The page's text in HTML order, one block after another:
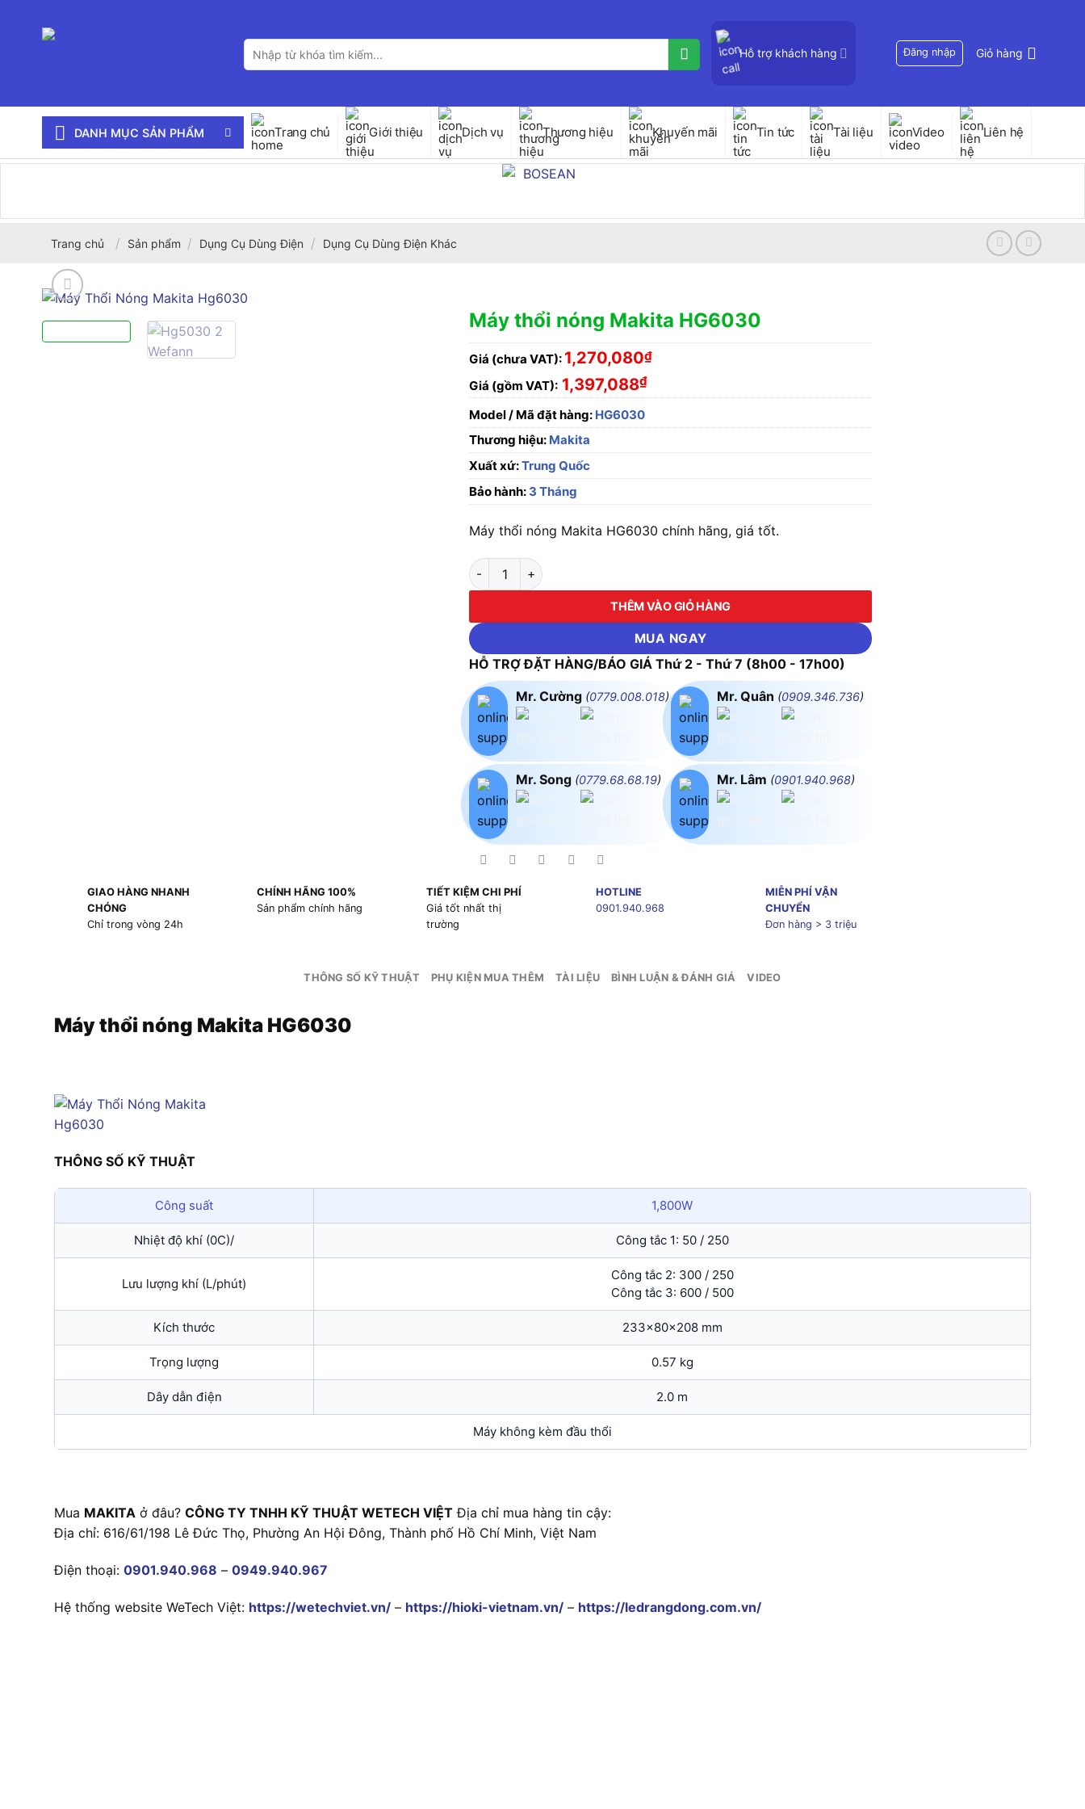
Tìm
kiếm:
Hỗ trợ khách hàng Đăng nhập Giỏ hàng
DANH MỤC SẢN PHẨM Trang chủ Giới thiệu Dịch vụ Thương hiệu Khuyến mãi Tin tức Tài liệu Video Liên hệ
Trang chủ / Sản phẩm / Dụng Cụ Dùng Điện / Dụng Cụ Dùng Điện Khác
Máy thổi nóng Makita HG6030
Giá (chưa VAT): 1,270,080₫
Giá (gồm VAT): 1,397,088₫
Model / Mã đặt hàng: HG6030
Thương hiệu: Makita
Xuất xứ:Trung Quốc
Bảo hành: 3 Tháng
Máy thổi nóng Makita HG6030 chính hãng, giá tốt.
Máy thổi nóng Makita HG6030 số lượng
THÊM VÀO GIỎ HÀNG
MUA NGAY
HỖ TRỢ ĐẶT HÀNG/BÁO GIÁ Thứ 2 - Thứ 7 (8h00 - 17h00)
Mr. Cường (0779.008.018)
Mr. Song (0779.68.68.19)
Mr. Quân (0909.346.736)
Mr. Lâm (0901.940.968)
GIAO HÀNG NHANH
CHÓNG
Chỉ trong vòng 24h
CHÍNH HÃNG 100%
Sản phẩm chính hãng
TIẾT KIỆM CHI PHÍ
Giá tốt nhất thị
trường
HOTLINE
0901.940.968
MIỄN PHÍ VẬN
CHUYỂN
Đơn hàng > 3 triệu
THÔNG SỐ KỸ THUẬT PHỤ KIỆN MUA THÊM TÀI LIỆU BÌNH LUẬN & ĐÁNH GIÁ VIDEO
Máy thổi nóng Makita HG6030
THÔNG SỐ KỸ THUẬT
Công suất 1,800W
Nhiệt độ khí (0C)/ Công tắc 1: 50 / 250
Lưu lượng khí (L/phút)
Công tắc 2: 300 / 250
Công tắc 3: 600 / 500
Kích thước 233x80x208 mm
Trọng lượng 0.57 kg
Dây dẫn điện 2.0 m
Máy không kèm đầu thổi
Mua MAKITA ở đâu? CÔNG TY TNHH KỸ THUẬT WETECH VIỆT Địa chỉ mua hàng tin cậy:
Địa chỉ: 616/61/198 Lê Đức Thọ, Phường An Hội Đông, Thành phố Hồ Chí Minh, Việt Nam
Điện thoại: 0901.940.968 – 0949.940.967
Hệ thống website WeTech Việt: https://wetechviet.vn/ – https://hioki-vietnam.vn/ – https://ledrangdong.com.vn/